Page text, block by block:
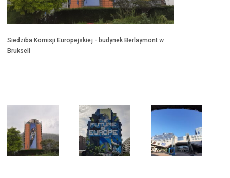
Siedziba Komisji Europejskiej - budynek Berlaymont w
Brukseli